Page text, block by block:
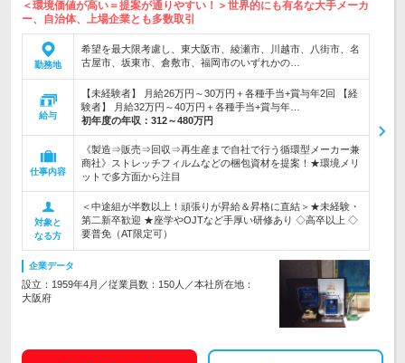
＜環境価値が高い＝提案が通りやすい！＞世界的にも有名な大手メーカ
ー、自治体、上場企業とも多数取引
勤務地
希望を最大限考慮し、東大阪市、綾瀬市、川越市、八街市、名
古屋市、坂東市、倉敷市、福岡市のいずれかの…
給与
【未経験者】 月給26万円～30万円＋各種手当+賞与年2回 【経
験者】 月給32万円～40万円＋各種手当+賞与年…
初年度の年収： 312～480万円
仕事内容
《製造⇒販売⇒回収⇒再生産まで自社で行う循環型メーカー兼
商社》ストレッチフィルムなどの梱包資材を提案！★環境メリ
ットで多方面から注目
対象と
なる方
＜中途組が半数以上！頑張りが昇給＆昇格に直結＞★未経験・
第二新卒歓迎 ★座学やOJTなど手厚い研修あり ◇高卒以上 ◇
要普免（AT限定可）
企業データ
設立：1959年4月／従業員数：150人／本社所在地：
大阪府